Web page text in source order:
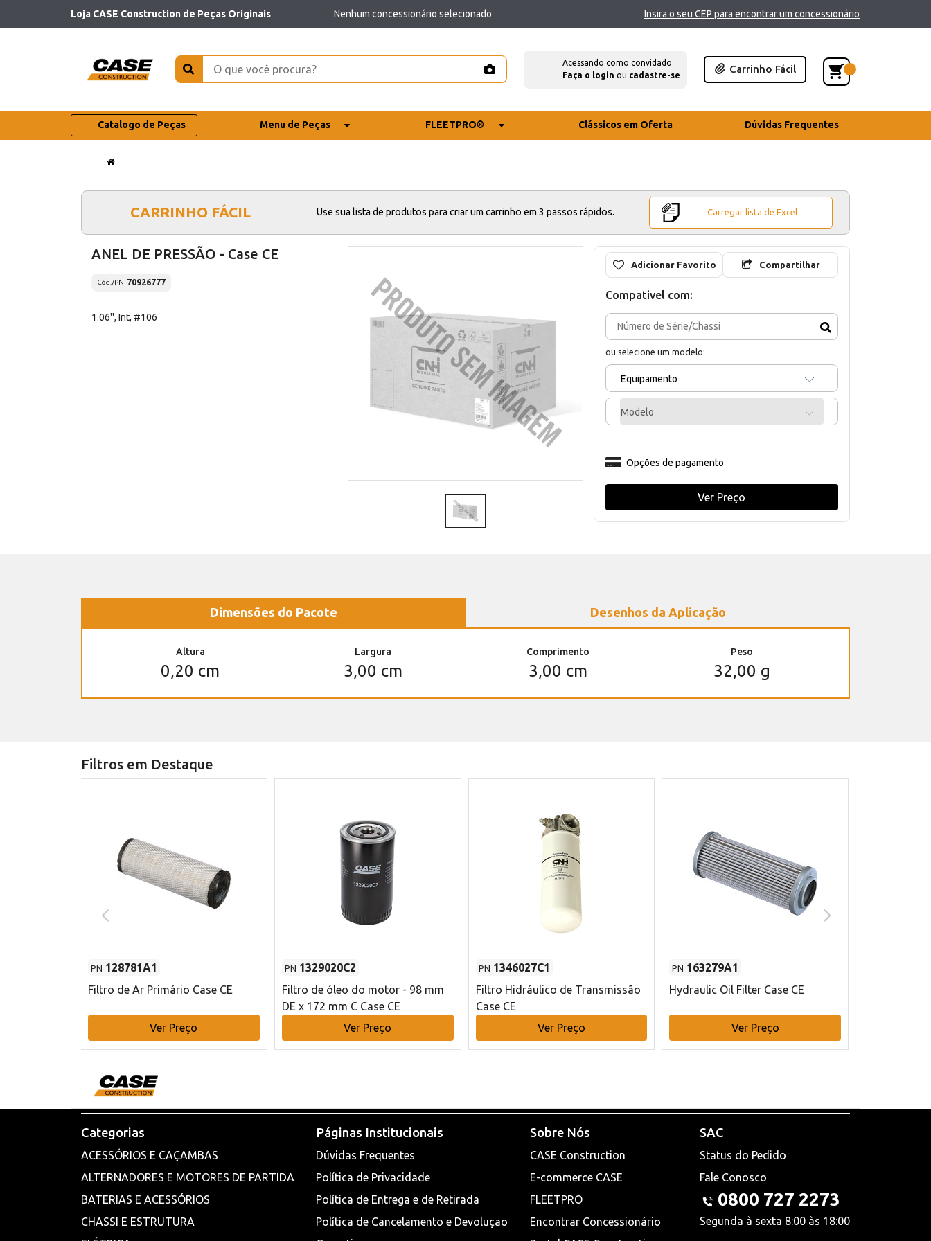
Loja CASE Construction de Peças Originais Nenhum concessionário selecionado Insira o seu CEP para encontrar um concessionário
Acessando como convidado
Faça o login ou cadastre-se
Carrinho Fácil
Catalogo de Peças Menu de Peças FLEETPRO® Clássicos em Oferta Dúvidas Frequentes
CARRINHO FÁCIL Use sua lista de produtos para criar um carrinho em 3 passos rápidos. Carregar lista de Excel
ANEL DE PRESSÃO - Case CE
Cód./PN 70926777
1.06'', Int, #106
Adicionar Favorito Compartilhar
Compativel com:
ou selecione um modelo:
Equipamento
Modelo
Opções de pagamento
Ver Preço
Dimensões do Pacote Desenhos da Aplicação
Altura
0,20 cm
Largura
3,00 cm
Comprimento
3,00 cm
Peso
32,00 g
Filtros em Destaque
PN 128781A1
Filtro de Ar Primário Case CE
Ver Preço
PN 1329020C2
Filtro de óleo do motor - 98 mm
DE x 172 mm C Case CE
Ver Preço
PN 1346027C1
Filtro Hidráulico de Transmissão
Case CE
Ver Preço
PN 163279A1
Hydraulic Oil Filter Case CE
Ver Preço
Categorias
ACESSÓRIOS E CAÇAMBAS
ALTERNADORES E MOTORES DE PARTIDA
BATERIAS E ACESSÓRIOS
CHASSI E ESTRUTURA
Páginas Institucionais
Dúvidas Frequentes
Política de Privacidade
Política de Entrega e de Retirada
Política de Cancelamento e Devoluçao
Sobre Nós
CASE Construction
E-commerce CASE
FLEETPRO
Encontrar Concessionário
SAC
Status do Pedido
Fale Conosco
0800 727 2273
Segunda à sexta 8:00 às 18:00